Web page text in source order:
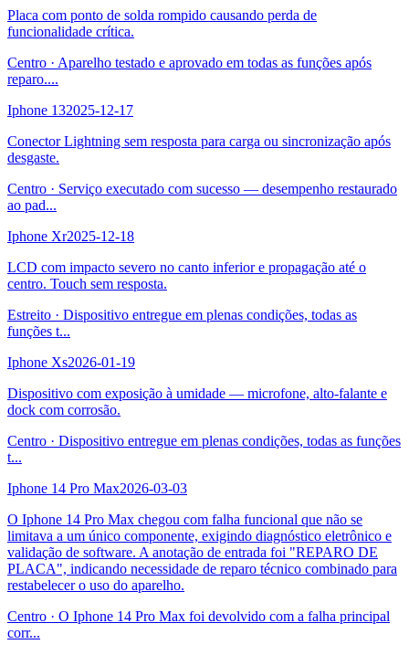
Placa com ponto de solda rompido causando perda de
funcionalidade crítica.
Centro · Aparelho testado e aprovado em todas as funções após
reparo....
Iphone 132025-12-17
Conector Lightning sem resposta para carga ou sincronização após
desgaste.
Centro · Serviço executado com sucesso — desempenho restaurado
ao pad...
Iphone Xr2025-12-18
LCD com impacto severo no canto inferior e propagação até o
centro. Touch sem resposta.
Estreito · Dispositivo entregue em plenas condições, todas as
funções t...
Iphone Xs2026-01-19
Dispositivo com exposição à umidade — microfone, alto-falante e
dock com corrosão.
Centro · Dispositivo entregue em plenas condições, todas as funções
t...
Iphone 14 Pro Max2026-03-03
O Iphone 14 Pro Max chegou com falha funcional que não se
limitava a um único componente, exigindo diagnóstico eletrônico e
validação de software. A anotação de entrada foi "REPARO DE
PLACA", indicando necessidade de reparo técnico combinado para
restabelecer o uso do aparelho.
Centro · O Iphone 14 Pro Max foi devolvido com a falha principal
corr...